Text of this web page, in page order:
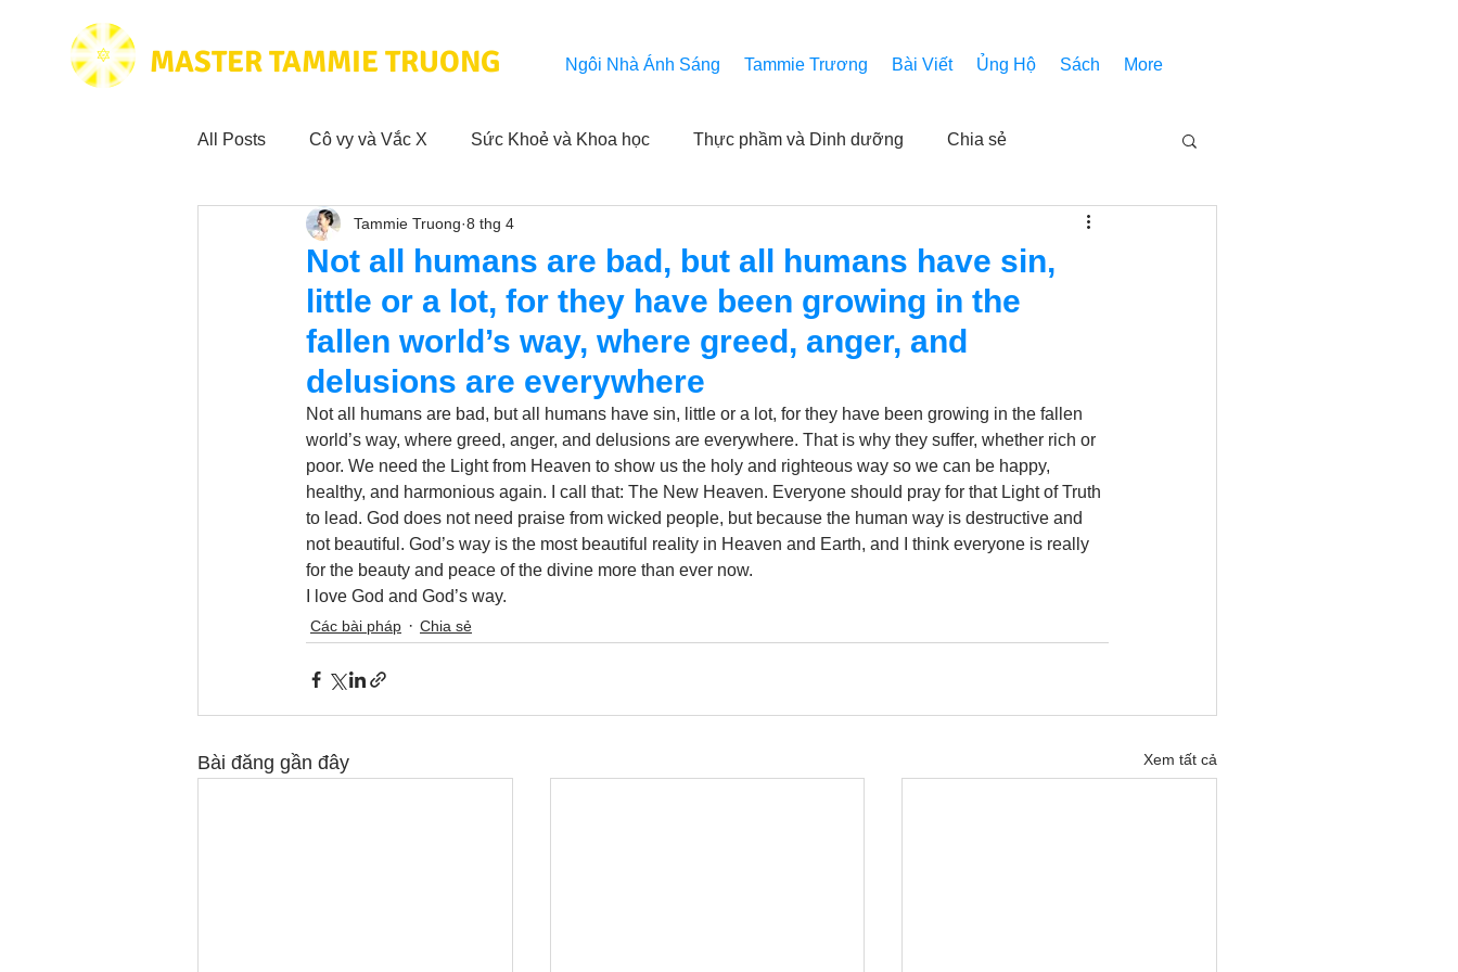
MASTER TAMMIE TRUONG Ngôi Nhà Ánh Sáng Tammie Trương Bài Viết Ủng Hộ Sách More
All Posts Cô vy và Vắc X Sức Khoẻ và Khoa học Thực phầm và Dinh dưỡng Chia sẻ
Hoạt động vì cộng đồng Trải nghiệm của người xem Các bài pháp
Trích dẫn hay trong Sách CL&NL Thành tựu Các thông báo Góc chân thiện mỹ Nhóm Thiên Nhãn
Hoạt động hằng ngày của Tammie
Not all humans are bad, but all humans have sin,
little or a lot, for they have been growing in the
fallen world’s way, where greed, anger, and
delusions are everywhere
Tammie Truong 8 thg 4
Not all humans are bad, but all humans have sin, little or a lot, for they have been growing in the fallen
world’s way, where greed, anger, and delusions are everywhere. That is why they suffer, whether rich or
poor. We need the Light from Heaven to show us the holy and righteous way so we can be happy,
healthy, and harmonious again. I call that: The New Heaven. Everyone should pray for that Light of Truth
to lead. God does not need praise from wicked people, but because the human way is destructive and
not beautiful. God’s way is the most beautiful reality in Heaven and Earth, and I think everyone is really
for the beauty and peace of the divine more than ever now.
I love God and God’s way.
Các bài pháp Chia sẻ
Bài đăng gần đây Xem tất cả